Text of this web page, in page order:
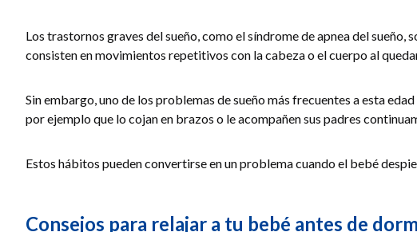
Los trastornos graves del sueño, como el síndrome de apnea del
consisten en movimientos repetitivos con la cabeza o el cuerpo al
Sin embargo, uno de los problemas de sueño más frecuentes a esta edad
por ejemplo que lo cojan en brazos o le acompañen sus padres
Estos hábitos pueden convertirse en un problema cuando el bebé
Consejos para relajar a tu bebé antes de